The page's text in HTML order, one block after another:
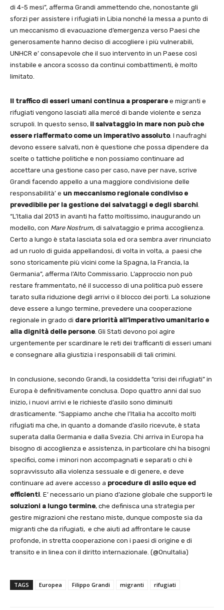
di 4-5 mesi”, afferma Grandi ammettendo che, nonostante gli
sforzi per assistere i rifugiati in Libia nonché la messa a punto di
un meccanismo di evacuazione d’emergenza verso Paesi che
generosamente hanno deciso di accogliere i più vulnerabili,
UNHCR e’ consapevole che il suo intervento in un Paese così
instabile e ancora scosso da continui combattimenti, è molto
limitato.
Il traffico di esseri umani continua a prosperare e migranti e
rifugiati vengono lasciati alla mercé di bande violente e senza
scrupoli. In questo senso, il salvataggio in mare non può che
essere riaffermato come un imperativo assoluto. I naufraghi
devono essere salvati, non è questione che possa dipendere da
scelte o tattiche politiche e non possiamo continuare ad
accettare una gestione caso per caso, nave per nave, scrive
Grandi facendo appello a una maggiore condivisione delle
responsabilità’ e un meccanismo regionale condiviso e
prevedibile per la gestione dei salvataggi e degli sbarchi.
“L’Italia dal 2013 in avanti ha fatto moltissimo, inaugurando un
modello, con Mare Nostrum, di salvataggio e prima accoglienza.
Certo a lungo è stata lasciata sola ed ora sembra aver rinunciato
ad un ruolo di guida appellandosi, di volta in volta, a paesi che
sono storicamente più vicini come la Spagna, la Francia, la
Germania”, afferma l’Alto Commissario. L’approccio non può
restare frammentato, né il successo di una politica può essere
tarato sulla riduzione degli arrivi o il blocco dei porti. La soluzione
deve essere a lungo termine, prevedere una cooperazione
regionale in grado di dare priorità all’imperativo umanitario e
alla dignità delle persone. Gli Stati devono poi agire
urgentemente per scardinare le reti dei trafficanti di esseri umani
e consegnare alla giustizia i responsabili di tali crimini.
In conclusione, secondo Grandi, la cosiddetta “crisi dei rifugiati” in
Europa è definitivamente conclusa. Dopo quattro anni dal suo
inizio, i nuovi arrivi e le richieste d’asilo sono diminuiti
drasticamente. “Sappiamo anche che l’Italia ha accolto molti
rifugiati ma che, in quanto a domande d’asilo ricevute, è stata
superata dalla Germania e dalla Svezia. Chi arriva in Europa ha
bisogno di accoglienza e assistenza, in particolare chi ha bisogni
specifici, come i minori non accompagnati e separati o chi è
sopravvissuto alla violenza sessuale e di genere, e deve
continuare ad avere accesso a procedure di asilo eque ed
efficienti. E’ necessario un piano d’azione globale che supporti le
soluzioni a lungo termine, che definisca una strategia per
gestire migrazioni che restano miste, dunque composte sia da
migranti che da rifugiati, e che aiuti ad affrontare le cause
profonde, in stretta cooperazione con i paesi di origine e di
transito e in linea con il diritto internazionale. (@OnuItalia)
TAGS Europea Filippo Grandi migranti rifugiati